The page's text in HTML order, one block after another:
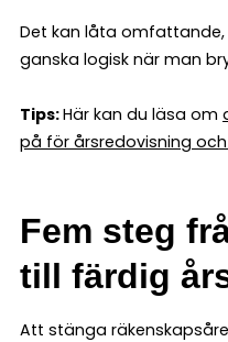
Det kan låta
ganska logisk när man
Tips:Här kan du läsa om
på för årsredovisning
Fem steg
till färdig
Att stänga